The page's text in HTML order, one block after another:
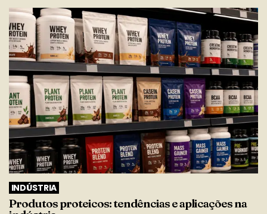
INDÚSTRIA
Produtos proteicos: tendências e aplicações na